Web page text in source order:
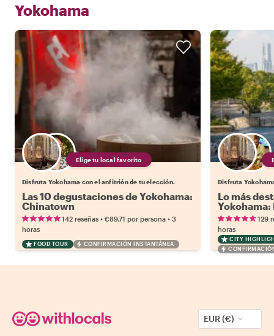
Yokohama
Elige tu local favorito
Disfruta Yokohama con el anfitrión de tu elección.
Las 10 degustaciones de Yokohama:
Chinatown
142 reseñas • €89.71 por persona • 3
horas
FOOD TOUR CONFIRMACIÓN INSTANTÁNEA
Disfruta
Lo más
129
horas
CITY
EUR (€)